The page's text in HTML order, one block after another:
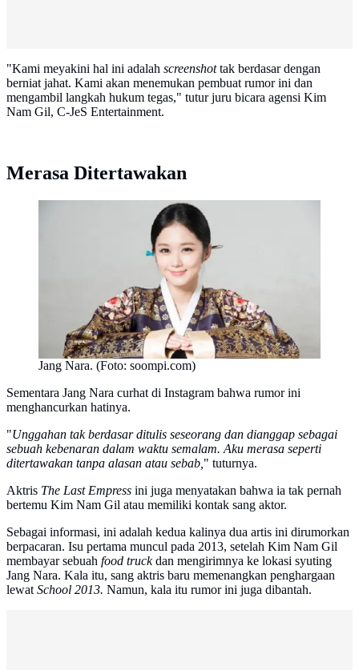
"Kami meyakini hal ini adalah screenshottak berdasar dengan
berniat jahat. Kami akan menemukan pembuat rumor ini dan
mengambil langkah hukum tegas," tutur juru bicara agensi Kim
Nam Gil, C-JeS Entertainment.
Merasa Ditertawakan
Jang Nara. (Foto: soompi.com)
Sementara Jang Nara curhat di Instagram bahwa rumor ini
menghancurkan hatinya.
"Unggahan tak berdasar ditulis seseorang dan dianggap sebagai
sebuah kebenaran dalam waktu semalam. Aku merasa seperti
ditertawakan tanpa alasan atau sebab, " tuturnya.
Aktris The Last Empress ini juga menyatakan bahwa ia tak pernah
bertemu Kim Nam Gil atau memiliki kontak sang aktor.
Sebagai informasi, ini adalah kedua kalinya dua artis ini dirumorkan
berpacaran. Isu pertama muncul pada 2013, setelah Kim Nam Gil
membayar sebuah food truckdan mengirimnya ke lokasi syuting
Jang Nara. Kala itu, sang aktris baru memenangkan penghargaan
lewat School 2013. Namun, kala itu rumor ini juga dibantah.